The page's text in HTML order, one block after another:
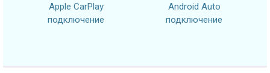
Apple CarPlay
подключение
Android Auto
подключение